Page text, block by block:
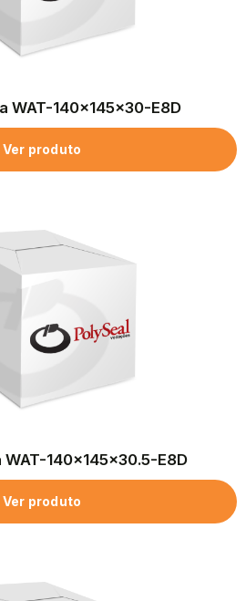
WAT-140x145x30-E8D
Ver produto
WAT-140x145x30.5-E8D
Ver produto